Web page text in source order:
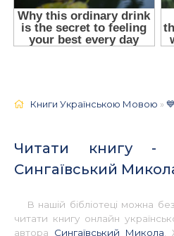
Книги Українською Мовою »
Читати книгу -
Сингаївський
В нашій бібліотеці можна
читати книгу онлайн
автора Сингаївський Микола